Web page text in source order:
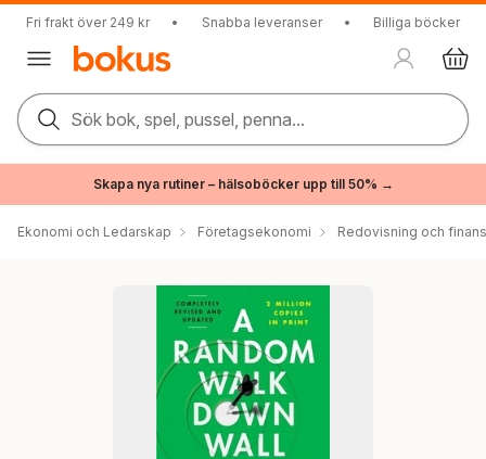
Fri frakt över 249 kr • Snabba leveranser • Billiga böcker
Sök bok, spel, pussel, penna...
Skapa nya rutiner – hälsoböcker upp till 50% →
Ekonomi och Ledarskap Företagsekonomi Redovisning och